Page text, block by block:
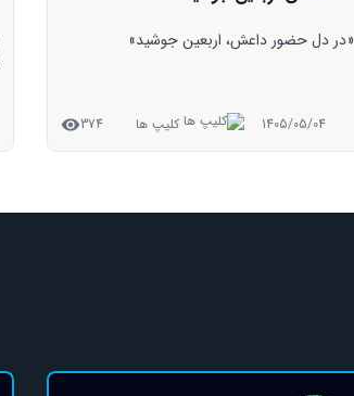
«معجزه‌ای که در این چهل‌وهفت‌، هشت سال رخ
1405/05/04 کلیپ ها 638